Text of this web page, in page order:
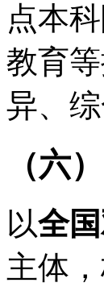
点本
教育
异、
（六
以全
主体